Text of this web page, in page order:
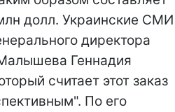
долл. Украинские СМИ
директора
Геннадия
считает этот заказ
По его